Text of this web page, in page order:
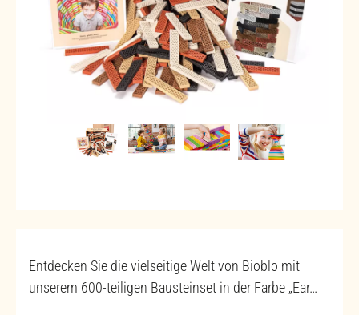
Entdecken Sie die vielseitige Welt von Bioblo mit
unserem 600-teiligen Bausteinset in der Farbe „Ear…